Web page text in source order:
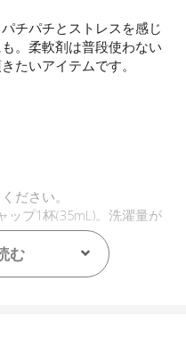
チパチとストレスを感じ
。柔軟剤は普段使わない
たいアイテムです。
ださい。
ップ1杯(35mL)。洗濯量が
てお使いください。
む